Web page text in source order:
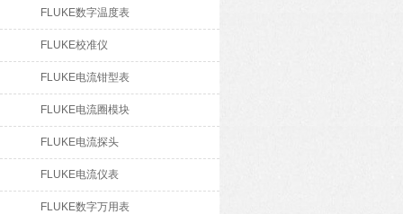
FLUKE数字温度表
FLUKE校准仪
FLUKE电流钳型表
FLUKE电流圈模块
FLUKE电流探头
FLUKE电流仪表
FLUKE数字万用表